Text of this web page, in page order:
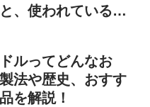
、使われている原
いて
ルってどんなお
法や歴史、おすす
を解説！